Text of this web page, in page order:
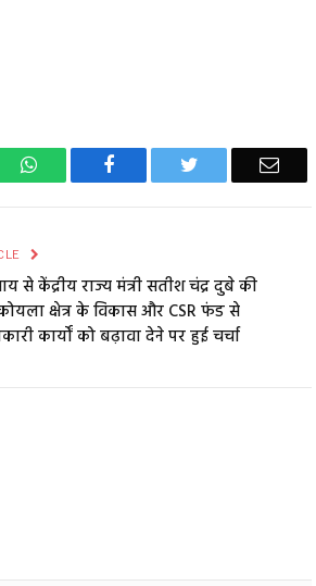
WhatsAppFacebook Twitter Email
से केंद्रीय राज्य मंत्री सतीश चंद्र दुबे की
क्षेत्र के विकास और CSR फंड से
कार्यों को बढ़ावा देने पर हुई चर्चा